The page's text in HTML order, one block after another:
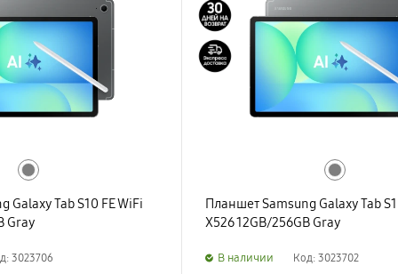
Galaxy Tab S10 FE WiFi
Gray
3023706
Планшет Samsung Galaxy Tab
X526 12GB/256GB Gray
B наличии Код: 3023702